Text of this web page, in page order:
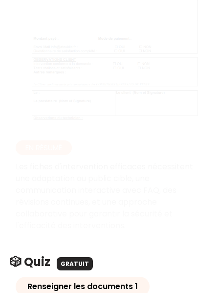
🎲 Quiz GRATUIT
Renseigner les documents 1